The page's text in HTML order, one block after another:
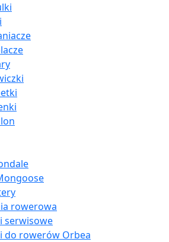
rowerowa
serwisowe
do rowerów Orbea